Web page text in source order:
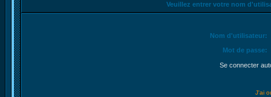
Veuillez entrer votre nom
Nom d'utilisateur:
Mot de passe:
Se connecter
J'ai